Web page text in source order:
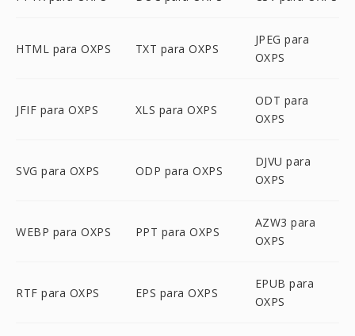
HTML para OXPS TXT para OXPS
JPEG para
OXPS
JFIF para OXPS XLS para OXPS
ODT para
OXPS
SVG para OXPS ODP para OXPS
DJVU para
OXPS
WEBP para OXPS PPT para OXPS
AZW3 para
OXPS
RTF para OXPS EPS para OXPS
EPUB para
OXPS